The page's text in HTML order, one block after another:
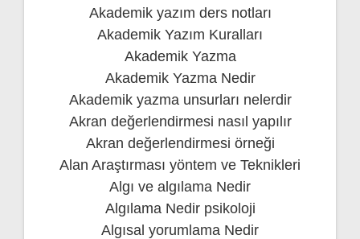
Akademik yazım ders notları
Akademik Yazım Kuralları
Akademik Yazma
Akademik Yazma Nedir
Akademik yazma unsurları nelerdir
Akran değerlendirmesi nasıl yapılır
Akran değerlendirmesi örneği
Alan Araştırması yöntem ve Teknikleri
Algı ve algılama Nedir
Algılama Nedir psikoloji
Algısal yorumlama Nedir